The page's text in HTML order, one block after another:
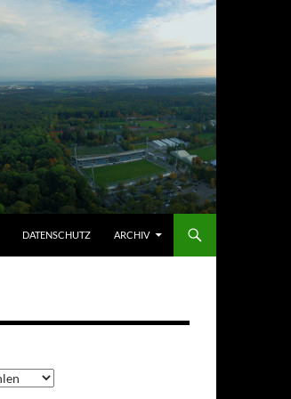
DATENSCHUTZ ARCHIV